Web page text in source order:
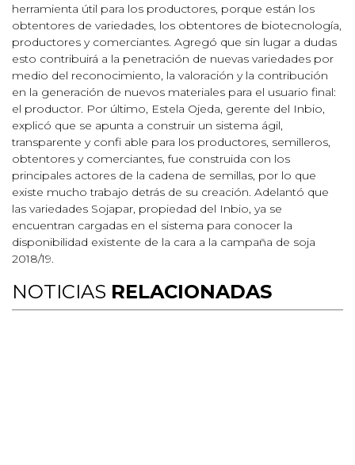
herramienta útil para los productores, porque están los
obtentores de variedades, los obtentores de biotecnología,
productores y comerciantes. Agregó que sin lugar a dudas
esto contribuirá a la penetración de nuevas variedades por
medio del reconocimiento, la valoración y la contribución
en la generación de nuevos materiales para el usuario final:
el productor. Por último, Estela Ojeda, gerente del Inbio,
explicó que se apunta a construir un sistema ágil,
transparente y confi able para los productores, semilleros,
obtentores y comerciantes, fue construida con los
principales actores de la cadena de semillas, por lo que
existe mucho trabajo detrás de su creación. Adelantó que
las variedades Sojapar, propiedad del Inbio, ya se
encuentran cargadas en el sistema para conocer la
disponibilidad existente de la cara a la campaña de soja
2018/19.
NOTICIAS RELACIONADAS